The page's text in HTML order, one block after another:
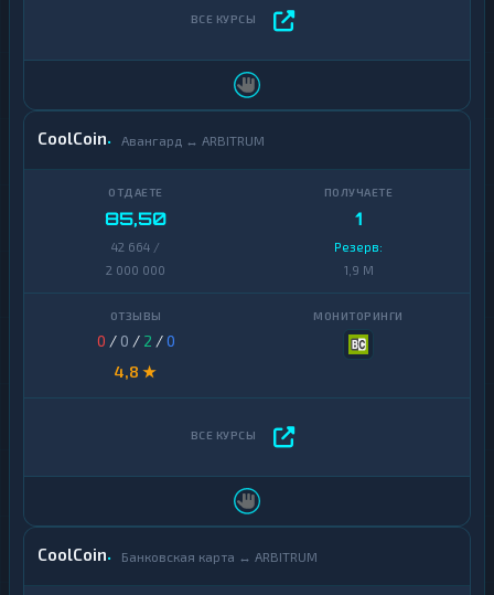
CoolCoin Авангард ↔ ARBITRUM
85,50
42 664 /
2 000 000
1
Резерв:
1,9 M
0 / 0 / 2 /0
4,8 ★
CoolCoin Банковская карта ↔ ARBITRUM